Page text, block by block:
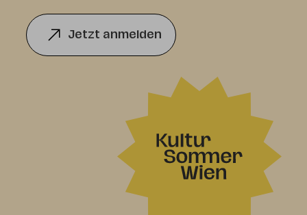
Jetzt anmelden